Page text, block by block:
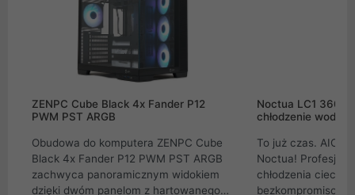
ZENPC Cube Black 4x Fander P12
PWM PST ARGB
Obudowa do komputera ZENPC Cube
Black 4x Fander P12 PWM PST ARGB
zachwyca panoramicznym widokiem
dzięki dwóm panelom z hartowanego
Noctua LC1
chłodzenie wodne
To już czas. AIO
Noctua!
chłodzenia cieczą